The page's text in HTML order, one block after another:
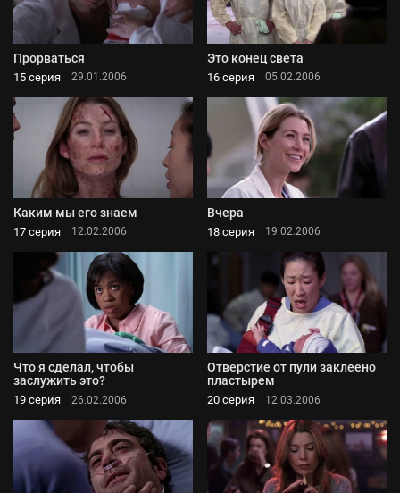
Прорваться
15 серия 29.01.2006
Это конец света
16 серия 05.02.2006
Каким мы его знаем
17 серия 12.02.2006
Вчера
18 серия 19.02.2006
Что я сделал, чтобы
заслужить это?
19 серия 26.02.2006
Отверстие от пули заклеено
пластырем
20 серия 12.03.2006